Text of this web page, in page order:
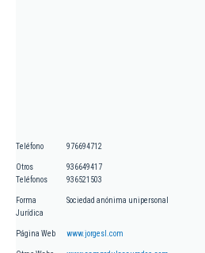
Teléfono 976694712
Otros
Teléfonos
936649417
936521503
Forma
Jurídica
Sociedad anónima unipersonal
Página Web www.jorgesl.com